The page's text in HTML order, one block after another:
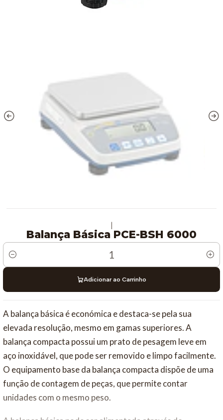
|
Balança Básica PCE-BSH 6000
Quantidade
Adicionar ao Carrinho
A balança básica é económica e destaca-se pela sua
elevada resolução, mesmo em gamas superiores. A
balança compacta possui um prato de pesagem leve em
aço inoxidável, que pode ser removido e limpo facilmente.
O equipamento base da balança compacta dispõe de uma
função de contagem de peças, que permite contar
unidades com o mesmo peso.